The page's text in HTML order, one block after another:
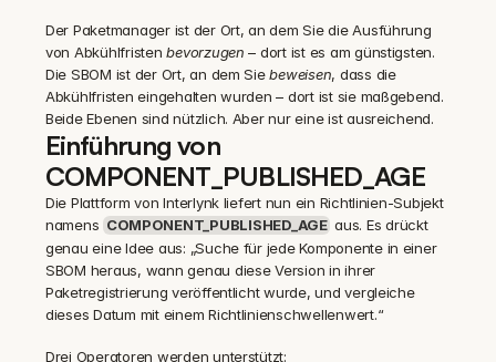
Der Paketmanager ist der Ort, an dem Sie die Ausführung
von Abkühlfristen bevorzugen – dort ist es am günstigsten.
Die SBOM ist der Ort, an dem Sie beweisen, dass die
Abkühlfristen eingehalten wurden – dort ist sie maßgebend.
Beide Ebenen sind nützlich. Aber nur eine ist ausreichend.
Einführung von
COMPONENT_PUBLISHED_AGE
Die Plattform von Interlynk liefert nun ein Richtlinien-Subjekt
namens COMPONENT_PUBLISHED_AGE aus. Es drückt
genau eine Idee aus: „Suche für jede Komponente in einer
SBOM heraus, wann genau diese Version in ihrer
Paketregistrierung veröffentlicht wurde, und vergleiche
dieses Datum mit einem Richtlinienschwellenwert.“
Drei Operatoren werden unterstützt: